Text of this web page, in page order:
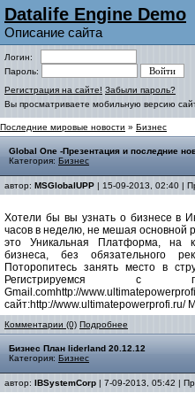
Datalife Engine Demo
Описание сайта
Логин:
Пароль:
Регистрация на сайте! Забыли пароль?
Вы просматриваете мобильную версию
Последние мировые новости » Бизнес
Global One -Презентация и последние
Категория: Бизнес
автор: MSGlobalUPP | 15-09-2013, 02:40 |
Хотели бы вы узнать о бизнесе в
часов в неделю, не мешая основной
это Уникальная Платформа, на
бизнеса, без обязательного
Поторопитесь занять место в
Регистрируемся с
Gmail.comhttp://
сайт:http://www.ultimatepowerprofi.ru/
Комментарии (0) Подробнее
Бизнес План liderland 20.12.12
Категория: Бизнес
автор: IBSystemCorp | 7-09-2013, 05:42 |